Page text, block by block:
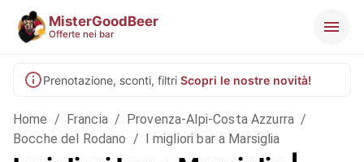
MisterGoodBeer
Offerte nei bar
Prenotazione, sconti, filtri Scopri le nostre novità!
Home / Francia / Provenza-Alpi-Costa Azzurra /
Bocche del Rodano / I migliori bar a Marsiglia